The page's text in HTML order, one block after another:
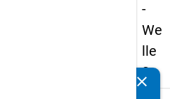
-
We
lle
3
clear